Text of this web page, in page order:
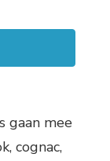
gaan mee
cognac,